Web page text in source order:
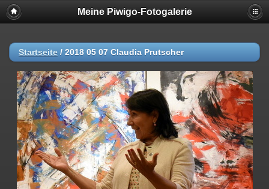
Meine Piwigo-Fotogalerie
Startseite / 2018 05 07 Claudia Prutscher